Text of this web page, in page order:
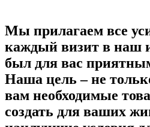
Мы прилагаем все
каждый визит в наш
был для вас
Наша цель – не
вам необходимые
создать для ваших